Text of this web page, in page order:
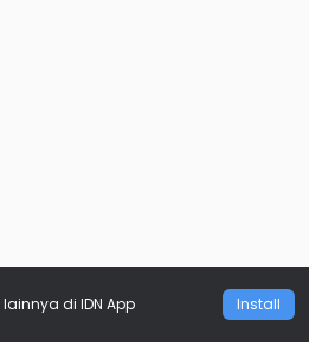
lainnya di IDN App Install